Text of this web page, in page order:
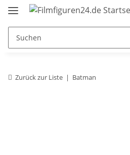
Zurück zur Liste Batman